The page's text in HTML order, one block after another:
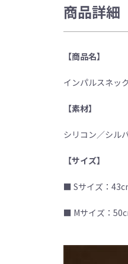
商品詳細
【商品名】
インパルスネッ
【素材】
シリコン／シル
【サイズ】
■ Sサイズ：
■ Mサイズ：